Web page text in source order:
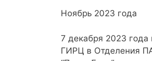
Ноябрь 2023 года
7 декабря 2023
ГИРЦ в Отделения